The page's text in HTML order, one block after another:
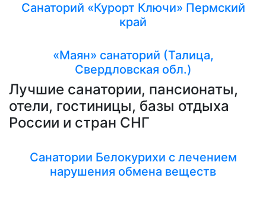
Санаторий «Курорт Ключи» Пермский
край
«Маян» санаторий (Талица,
Свердловская обл.)
Лучшие санатории, пансионаты,
отели, гостиницы, базы отдыха
России и стран СНГ
Санатории Белокурихи с лечением
нарушения обмена веществ